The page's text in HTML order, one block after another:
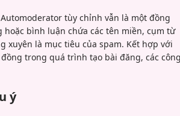
tùy chỉnh vẫn là một đồng
bình luận chứa các tên miền, cụm từ
xuyên là mục tiêu của spam. Kết hợp với
trong quá trình tạo bài đăng, các công
ý